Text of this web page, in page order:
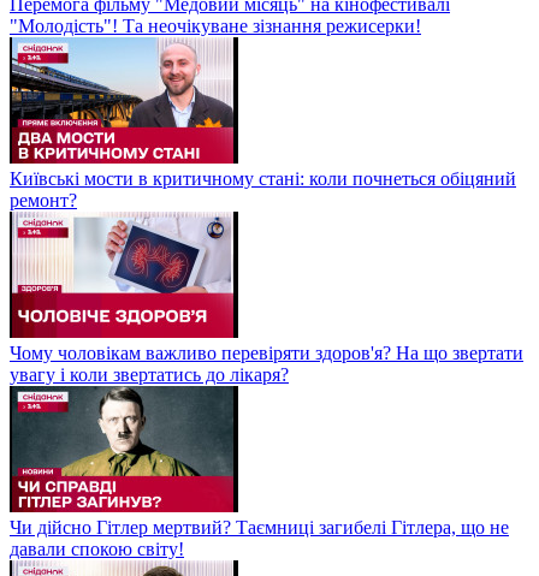
"Молодість"! Та неочікуване зізнання режисерки!
Київські мости в критичному стані: коли почнеться обіцяний
ремонт?
Чому чоловікам важливо перевіряти здоров'я? На що звертати
увагу і коли звертатись до лікаря?
Чи дійсно Гітлер мертвий? Таємниці загибелі Гітлера, що не
давали спокою світу!